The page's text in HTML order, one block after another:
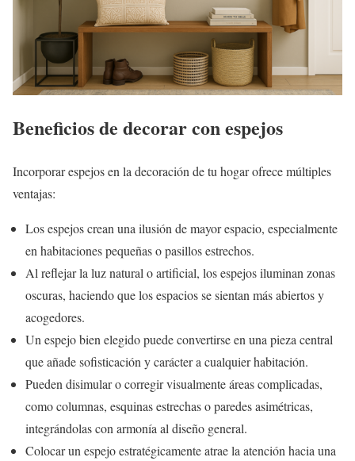
Beneficios de decorar con espejos
Incorporar espejos en la decoración de tu hogar ofrece múltiples
ventajas:
Los espejos crean una ilusión de mayor espacio, especialmente
en habitaciones pequeñas o pasillos estrechos.
Al reflejar la luz natural o artificial, los espejos iluminan zonas
oscuras, haciendo que los espacios se sientan más abiertos y
acogedores.
Un espejo bien elegido puede convertirse en una pieza central
que añade sofisticación y carácter a cualquier habitación.
Pueden disimular o corregir visualmente áreas complicadas,
como columnas, esquinas estrechas o paredes asimétricas,
integrándolas con armonía al diseño general.
Colocar un espejo estratégicamente atrae la atención hacia una